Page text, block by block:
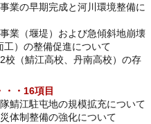
の早期完成と河川環境整備に
（堰堤）および急傾斜地崩壊
工）の整備促進について
（鯖江高校、丹南高校）の存
・・16項目
江駐屯地の規模拡充について
制整備の強化について